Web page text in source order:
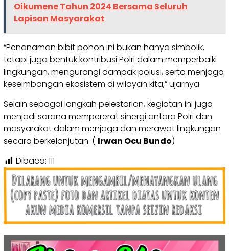
Oikumene Tahun 2024 Bersama Seluruh
Lapisan Masyarakat
“Penanaman bibit pohon ini bukan hanya simbolik,
tetapi juga bentuk kontribusi Polri dalam memperbaiki
lingkungan, mengurangi dampak polusi, serta menjaga
keseimbangan ekosistem di wilayah kita,” ujarnya.
Selain sebagai langkah pelestarian, kegiatan ini juga
menjadi sarana mempererat sinergi antara Polri dan
masyarakat dalam menjaga dan merawat lingkungan
secara berkelanjutan. ( Irwan Ocu Bundo)
Dibaca: 111